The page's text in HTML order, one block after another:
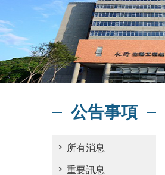
公告事項
所有消息
重要訊息